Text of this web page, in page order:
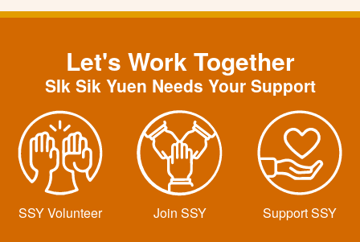
Let's Work Together
SIk Sik Yuen Needs Your Support
SSY Volunteer Join SSY Support SSY